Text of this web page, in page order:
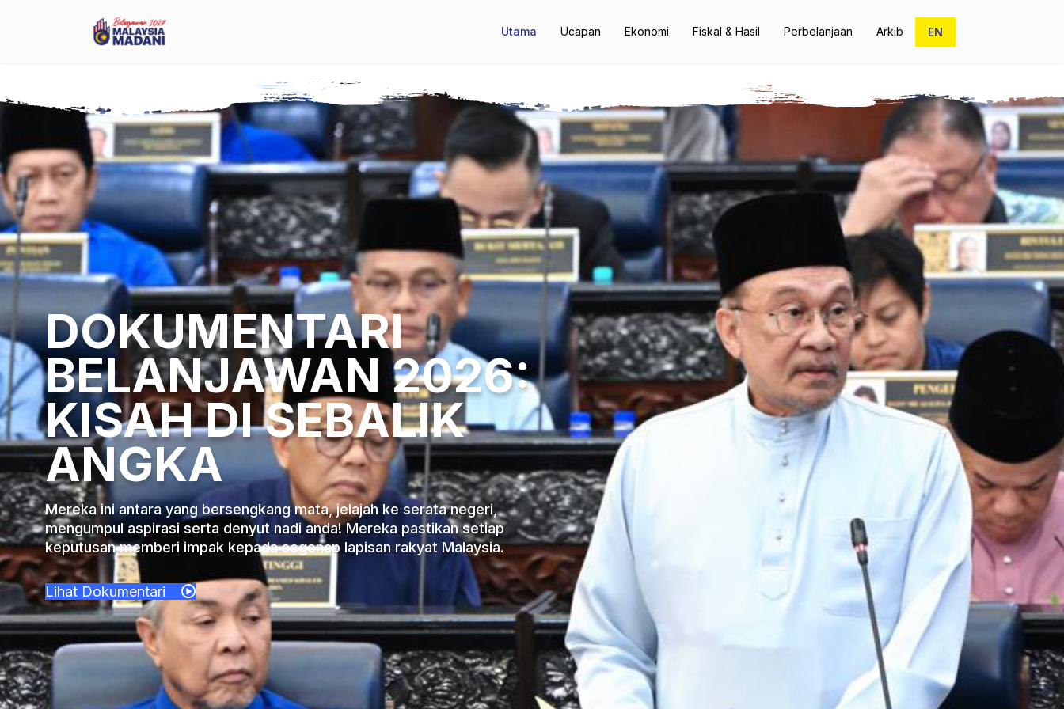
Utama Ucapan Ekonomi Fiskal & Hasil Perbelanjaan Arkib Pilih bahasa anda
EN
DOKUMENTARI
BELANJAWAN 2026:
KISAH DI SEBALIK
ANGKA
Mereka ini antara yang bersengkang mata, jelajah ke serata negeri,
mengumpul aspirasi serta denyut nadi anda! Mereka pastikan setiap
keputusan memberi impak kepada segenap lapisan rakyat Malaysia.
Lihat Dokumentari